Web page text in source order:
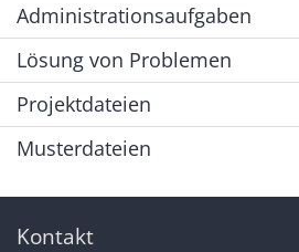
Administrationsaufgaben
Lösung von Problemen
Projektdateien
Musterdateien
Kontakt